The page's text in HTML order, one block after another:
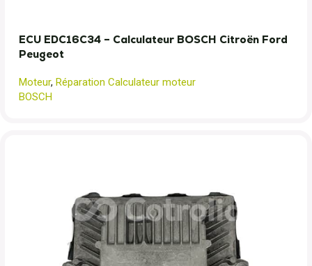
ECU EDC16C34 – Calculateur BOSCH Citroën Ford
Peugeot
Moteur, Réparation Calculateur moteur
BOSCH